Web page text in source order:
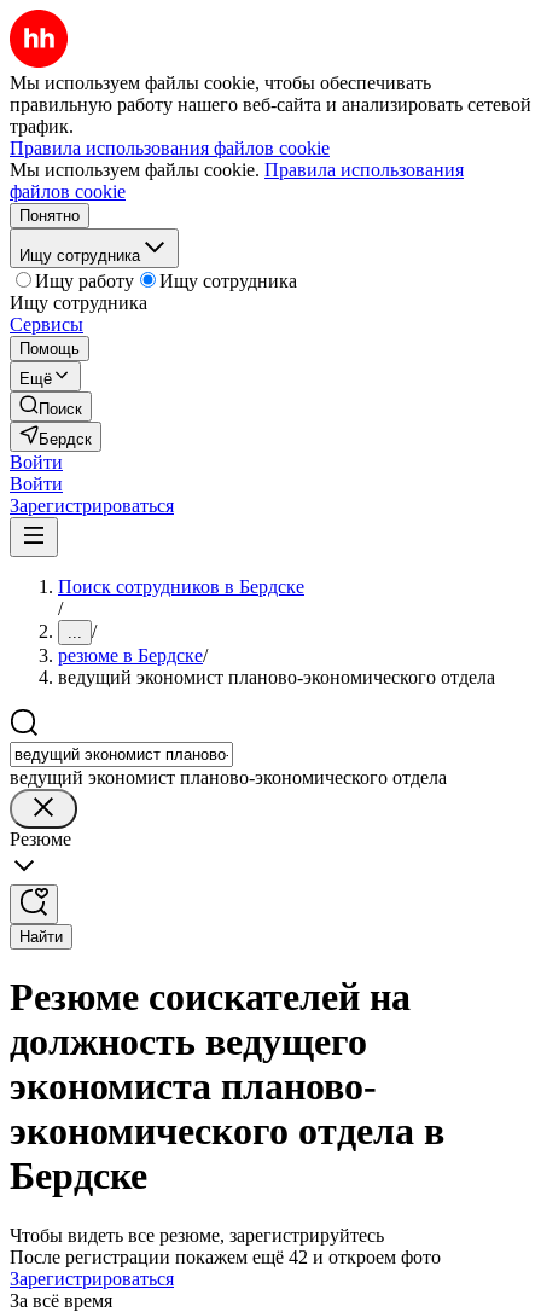
Мы используем файлы cookie, чтобы обеспечивать
правильную работу нашего веб-сайта и анализировать сетевой
трафик.
Правила использования файлов cookie
Мы используем файлы cookie. Правила использования
файлов cookie
Понятно
Ищу сотрудника
Ищу работу
Ищу сотрудника
Ищу сотрудника
Сервисы
Помощь
Ещё
Поиск
Бердск
Войти
Войти
Зарегистрироваться
Поиск сотрудников в Бердске
/
... /
резюме в Бердске/
ведущий экономист планово-экономического отдела
ведущий экономист планово-экономического отдела
Резюме
Найти
Резюме соискателей на
должность ведущего
экономиста планово-
экономического отдела в
Бердске
Чтобы видеть все резюме, зарегистрируйтесь
После регистрации покажем ещё 42 и откроем фото
Зарегистрироваться
За всё время